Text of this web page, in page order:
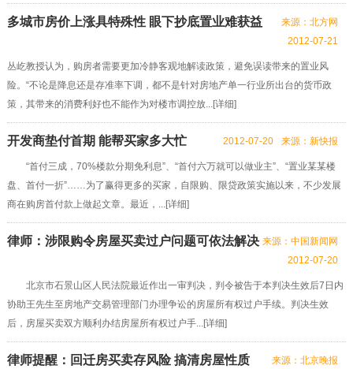
多城市房价上涨具特殊性 眼下抄底置业难获益
来源：北方网
2012-07-21
丛屹教授认为，购房者需要更加冷静客观地解读政策，避免误读带来的置业风
险。“不论是降息还是存准率下调，都不是针对房地产单一行业所出台的货币政
策，其带来的消费利好也不能作为对楼市调控放...[详细]
开发商垫付首期 能帮买家多大忙 来源：新快报
2012-07-20
“首付三成，70%楼款分期免利息”、“首付六万就可以做业主”、“置业某某楼
盘、首付一折”……为了赢得更多的买家，自限购、限贷政策实施以来，不少发展
商在购房首付款上做起文章。最近，...[详细]
律师：涉限购令房屋买卖过户问题可依法解决 来源：中国新闻网
2012-07-20
北京市石景山区人民法院最近作出一审判决，判令被告于本判决生效后7日内
协助王先生至房地产交易管理部门办理争讼的房屋所有权过户手续。判决生效
后，房屋买卖双方顺利办结房屋所有权过户手...[详细]
律师提醒：回迁房买卖存风险 搞清房屋性质
来源：北京晚报